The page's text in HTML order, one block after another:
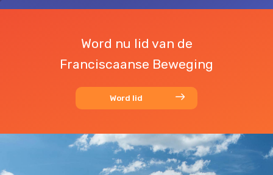
Word nu lid van de
Franciscaanse Beweging
Word lid